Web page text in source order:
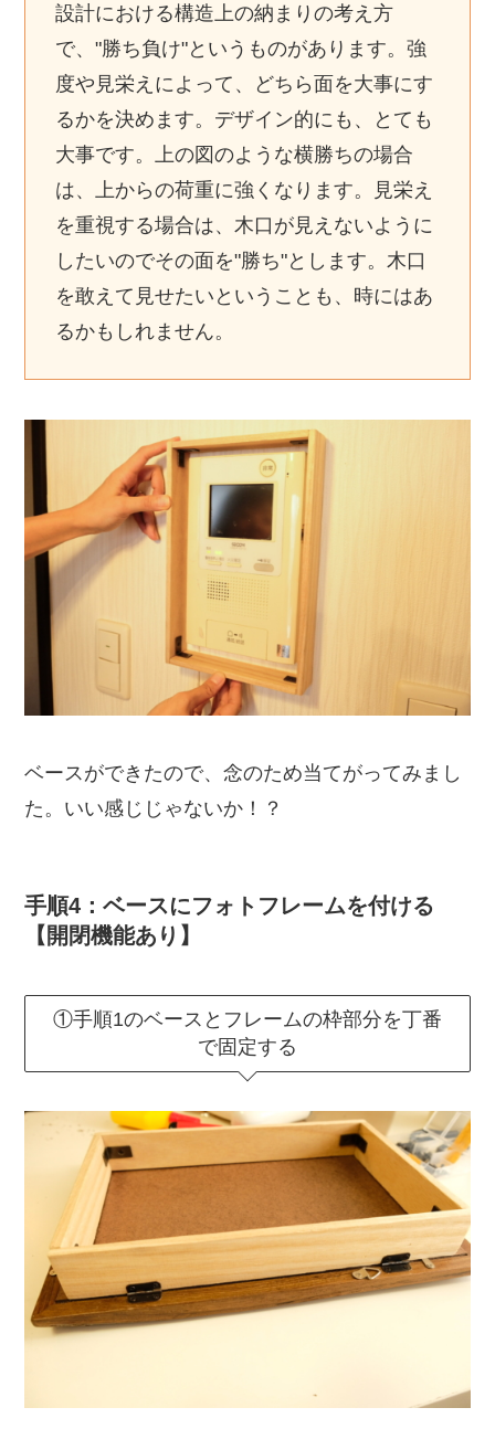
設計における構造上の納まりの考え方
で、"勝ち負け"というものがあります。強
度や見栄えによって、どちら面を大事にす
るかを決めます。デザイン的にも、とても
大事です。上の図のような横勝ちの場合
は、上からの荷重に強くなります。見栄え
を重視する場合は、木口が見えないように
したいのでその面を"勝ち"とします。木口
を敢えて見せたいということも、時にはあ
るかもしれません。
ベースができたので、念のため当てがってみまし
た。いい感じじゃないか！？
手順4：ベースにフォトフレームを付ける
【開閉機能あり】
①手順1のベースとフレームの枠部分を丁番
で固定する